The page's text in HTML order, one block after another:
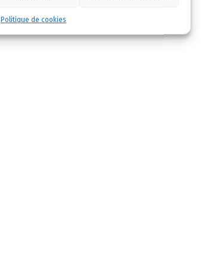
Politique de cookies